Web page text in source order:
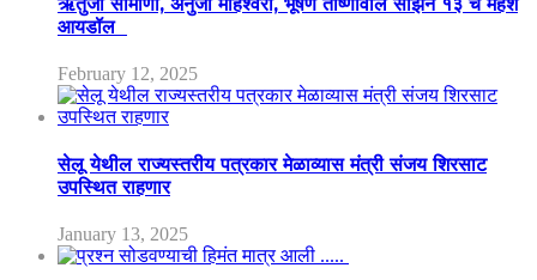
आयडॉल
February 12, 2025
सेलू येथील राज्यस्तरीय पत्रकार मेळाव्यास मंत्री संजय शिरसाट
उपस्थित राहणार
January 13, 2025